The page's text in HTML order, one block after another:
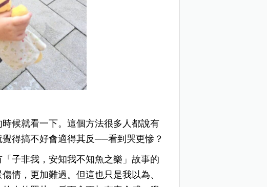
候就看一下。這個方法很多人都說有
得搞不好會適得其反──看到哭更慘？
子非我，安知我不知魚之樂」故事的
情，更加難過。但這也只是我以為、